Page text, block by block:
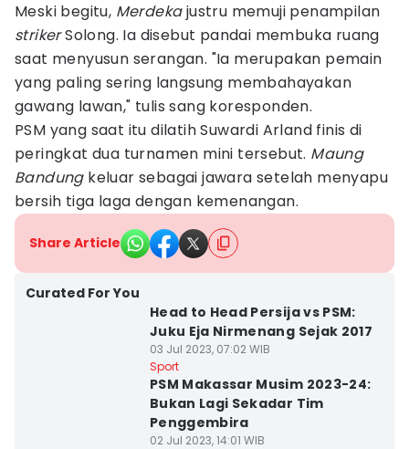
Meski begitu, Merdekajustru memuji penampilan
strikerSolong. Ia disebut pandai membuka ruang
saat menyusun serangan. "Ia merupakan pemain
yang paling sering langsung membahayakan
gawang lawan," tulis sang koresponden.
PSM yang saat itu dilatih Suwardi Arland finis di
peringkat dua turnamen mini tersebut. Maung
Bandungkeluar sebagai jawara setelah menyapu
bersih tiga laga dengan kemenangan.
Share Article
Curated For You
Head to Head Persija vs PSM:
Juku Eja Nirmenang Sejak 2017
03 Jul 2023, 07:02 WIB
Sport
PSM Makassar Musim 2023-24:
Bukan Lagi Sekadar Tim
Penggembira
02 Jul 2023, 14:01 WIB